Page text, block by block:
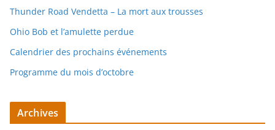
Thunder Road Vendetta – La mort aux trousses
Ohio Bob et l’amulette perdue
Calendrier des prochains événements
Programme du mois d’octobre
Archives